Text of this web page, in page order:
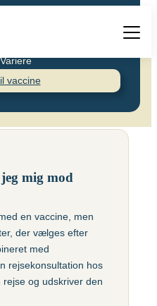
Kighoste (difteri-
Kolera
Meningokokker
Variere
vaccine
mig mod
en vaccine, men
der vælges efter
med
rejsekonsultation hos
og udskriver den